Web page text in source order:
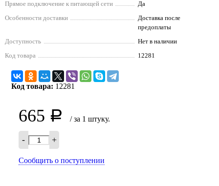
Прямое подключение к питающей сети
Да
Особенности доставки
Доставка после
предоплаты
Доступность
Нет в наличии
Код товара
12281
Код товара: 12281
665 Р / за 1 штуку.
- +
Сообщить о поступлении